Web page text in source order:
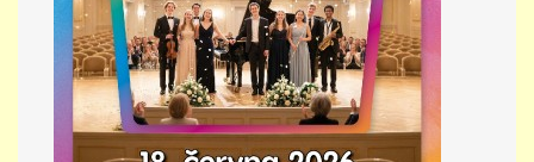
Pohořelice
691 23
© 2026 eStránky.cz |Tisk|Nahoru ↑